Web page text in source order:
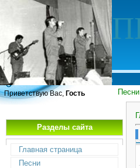
Приветствую Вас, Гость
Разделы сайта
Главная страница
Песни